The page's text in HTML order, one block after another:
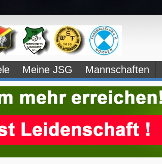
Meine JSG Mannschaften